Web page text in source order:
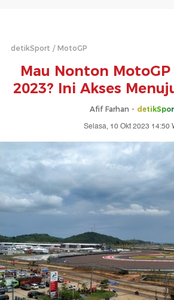
detikSport MotoGP
Mau Nonton
2023? Ini Akses
Afif Farhan -
Selasa, 10 Okt 2023 14:50